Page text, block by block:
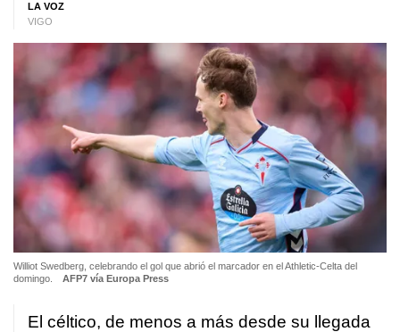
LA VOZ
VIGO
Williot Swedberg, celebrando el gol que abrió el marcador en el Athletic-Celta del
domingo.
AFP7 vía Europa Press
El céltico, de menos a más desde su llegada